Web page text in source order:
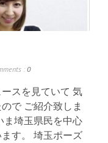
: 0
スを見ていて 気
で ご紹介致しま
ま埼玉県民を中心
す。 埼玉ポーズ